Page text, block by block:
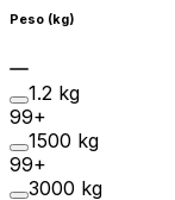
Peso (kg)
1.2 kg
99+
1500 kg
99+
3000 kg